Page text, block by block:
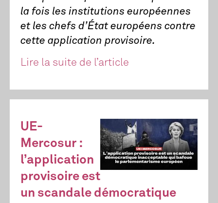
la fois les institutions européennes
et les chefs d’État européens contre
cette application provisoire.
Lire la suite de l’article
UE-
Mercosur :
l’application
provisoire est
un scandale démocratique